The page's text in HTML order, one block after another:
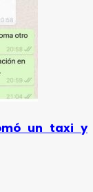
un taxi y